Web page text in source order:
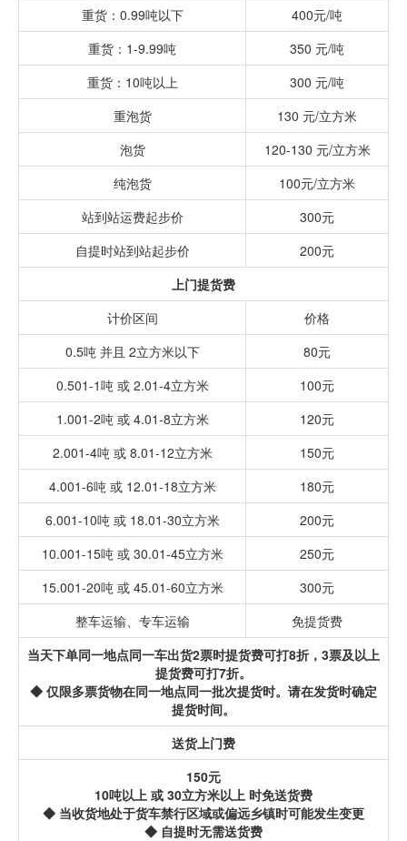
重货：0.99吨以下
400元/吨
重货：1-9.99吨
350 元/吨
重货：10吨以上
300 元/吨
重泡货
130 元/立方米
泡货
120-130 元/立方米
纯泡货
100元/立方米
站到站运费起步价
300元
自提时站到站起步价
200元
上门提货费
计价区间
价格
0.5吨 并且 2立方米以下
80元
0.501-1吨 或 2.01-4立方米
100元
1.001-2吨 或 4.01-8立方米
120元
2.001-4吨 或 8.01-12立方米
150元
4.001-6吨 或 12.01-18立方米
180元
6.001-10吨 或 18.01-30立方米
200元
10.001-15吨 或 30.01-45立方米
250元
15.001-20吨 或 45.01-60立方米
300元
整车运输、专车运输
免提货费
当天下单同一地点同一车出货2票时提货费可打8折，3票及以上
提货费可打7折。
◆ 仅限多票货物在同一地点同一批次提货时。请在发货时确定
提货时间。
送货上门费
150元
10吨以上 或 30立方米以上 时免送货费
◆ 当收货地处于货车禁行区域或偏远乡镇时可能发生变更
◆ 自提时无需送货费